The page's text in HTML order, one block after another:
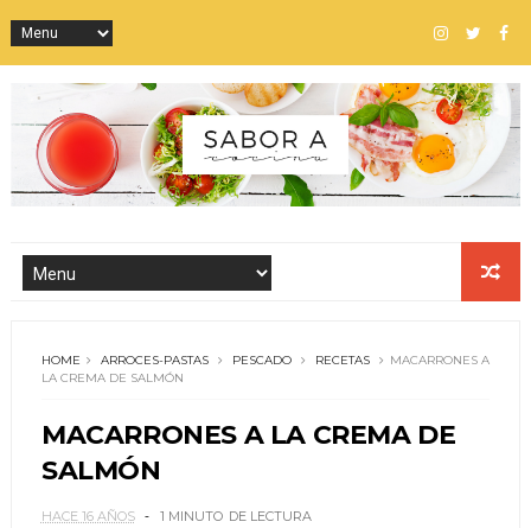
HOME ARROCES-PASTAS PESCADO RECETAS
MACARRONES A
LA CREMA DE SALMÓN
MACARRONES A LA CREMA DE
SALMÓN
HACE 16 AÑOS 1 MINUTO DE LECTURA